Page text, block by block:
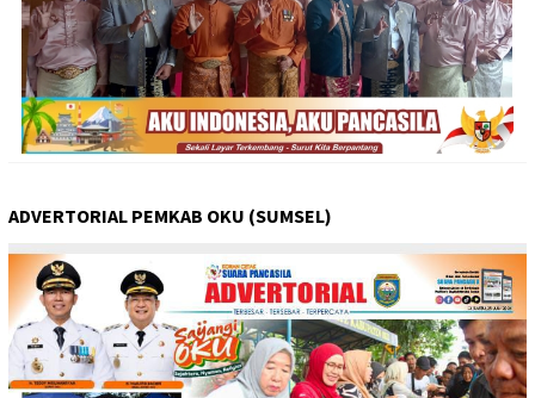
ADVERTORIAL PEMKAB OKU (SUMSEL)